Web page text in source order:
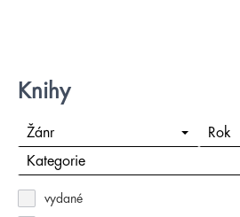
Knihy
Žánr Rok
Kategorie
vydané